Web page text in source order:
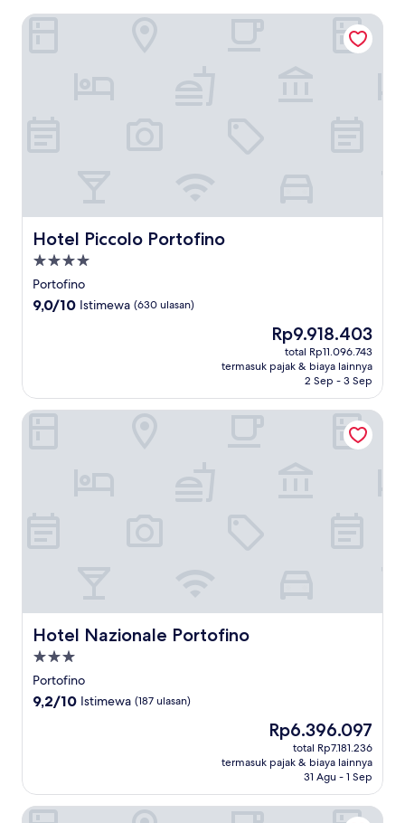
Hotel Piccolo Portofino
Hotel Piccolo Portofino
Properti
bintang
4.0
Portofino
9.0
9,0/10 Istimewa (630 ulasan)
Harga
sekarang
Rp9.918.403
Rp9.918.403
total Rp11.096.743
termasuk pajak & biaya lainnya
2 Sep - 3 Sep
Hotel Piccolo Portofino
Hotel Nazionale Portofino
Hotel Nazionale Portofino
Properti
bintang
3.0
Portofino
9.2
9,2/10 Istimewa (187 ulasan)
Harga
sekarang
Rp6.396.097
Rp6.396.097
total Rp7.181.236
termasuk pajak & biaya lainnya
31 Agu - 1 Sep
Hotel Nazionale Portofino
Eight Hotel Portofino